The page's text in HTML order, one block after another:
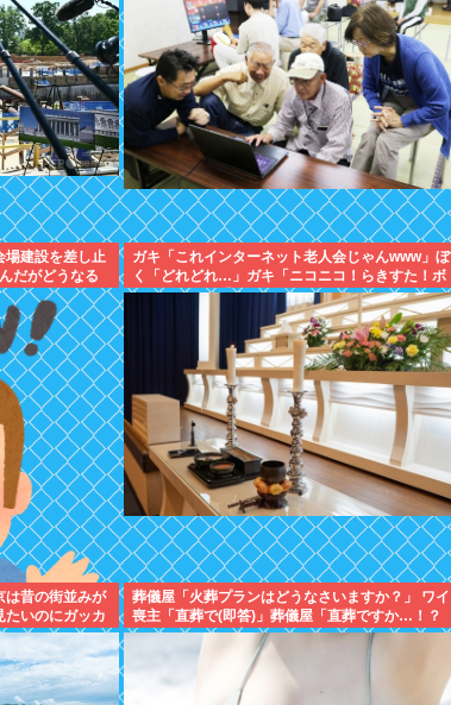
場建設を差し止
だがどうなる
ガキ「これインターネット老人会じゃんwww」ぼ
く「どれどれ…」ガキ「ニコニコ！らきすた！ボ
カロ！」ぼく「はぁ…」
は昔の街並みが
たいのにガッカ
葬儀屋「火葬プランはどうなさいますか？」 ワイ
喪主「直葬で(即答)」葬儀屋「直葬ですか…！？
（ちょい引き気味）」⇒！！！